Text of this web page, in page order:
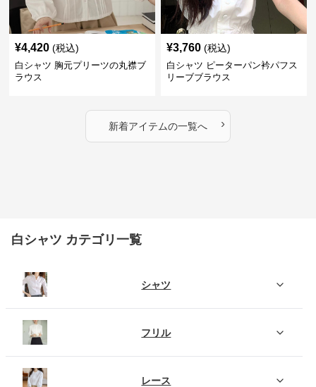
¥4,420 (税込)
白シャツ 胸元プリーツの丸襟ブ
ラウス
¥3,760 (税込)
白シャツ ピーターパン衿パフス
リーブブラウス
新着アイテムの一覧へ ›
白シャツ カテゴリ一覧
シャツ
フリル
レース